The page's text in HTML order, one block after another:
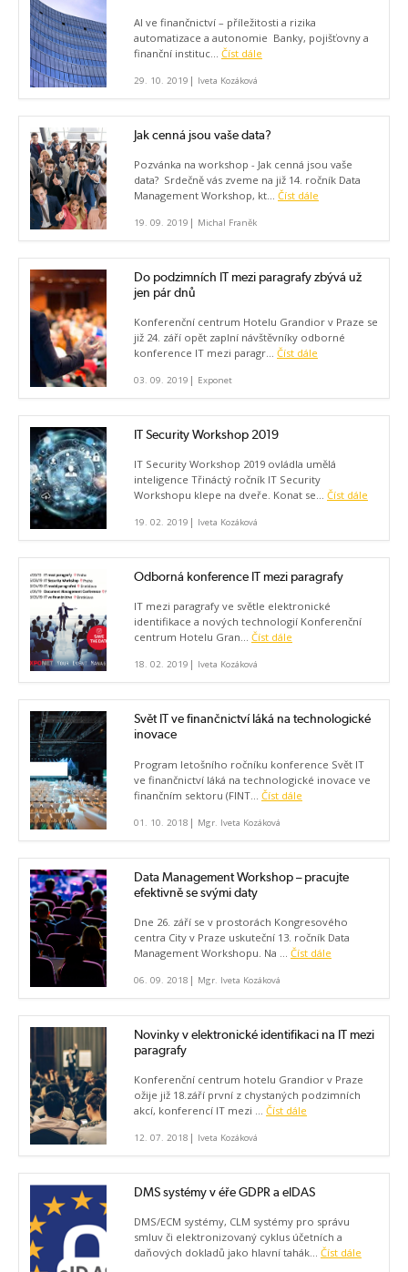
AI ve finančnictví – příležitosti a rizika
automatizace a autonomie Banky, pojišťovny a
finanční instituc... Číst dále
29. 10. 2019 | Iveta Kozáková
Jak cenná jsou vaše data?
Pozvánka na workshop - Jak cenná jsou vaše
data? Srdečně vás zveme na již 14. ročník Data
Management Workshop, kt... Číst dále
19. 09. 2019 | Michal Franěk
Do podzimních IT mezi paragrafy zbývá už
jen pár dnů
Konferenční centrum Hotelu Grandior v Praze se
již 24. září opět zaplní návštěvníky odborné
konference IT mezi paragr... Číst dále
03. 09. 2019 | Exponet
IT Security Workshop 2019
IT Security Workshop 2019 ovládla umělá
inteligence Třináctý ročník IT Security
Workshopu klepe na dveře. Konat se... Číst dále
19. 02. 2019 | Iveta Kozáková
Odborná konference IT mezi paragrafy
IT mezi paragrafy ve světle elektronické
identifikace a nových technologií Konferenční
centrum Hotelu Gran... Číst dále
18. 02. 2019 | Iveta Kozáková
Svět IT ve finančnictví láká na technologické
inovace
Program letošního ročníku konference Svět IT
ve finančnictví láká na technologické inovace ve
finančním sektoru (FINT... Číst dále
01. 10. 2018 | Mgr. Iveta Kozáková
Data Management Workshop – pracujte
efektivně se svými daty
Dne 26. září se v prostorách Kongresového
centra City v Praze uskuteční 13. ročník Data
Management Workshopu. Na ... Číst dále
06. 09. 2018 | Mgr. Iveta Kozáková
Novinky v elektronické identifikaci na IT mezi
paragrafy
Konferenční centrum hotelu Grandior v Praze
ožije již 18.září první z chystaných podzimních
akcí, konferencí IT mezi ... Číst dále
12. 07. 2018 | Iveta Kozáková
DMS systémy v éře GDPR a eIDAS
DMS/ECM systémy, CLM systémy pro správu
smluv či elektronizovaný cyklus účetních a
daňových dokladů jako hlavní tahák... Číst dále